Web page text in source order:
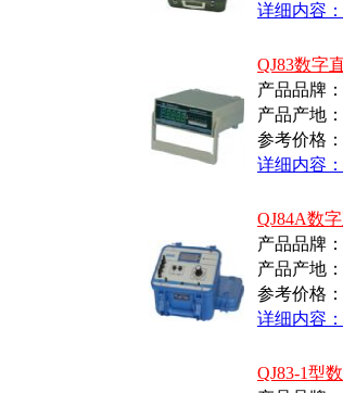
详细内容：
QJ83数字
产品品牌
产品产地
参考价格
详细内容：
QJ84A数
产品品牌
产品产地
参考价格
详细内容：
QJ83-1型